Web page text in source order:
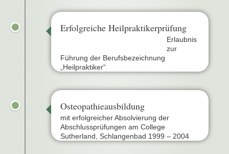
Erfolgreiche Heilpraktikerprüfung
Erlaubnis
zur
Führung der Berufsbezeichnung
„Heilpraktiker“
Osteopathieausbildung
mit erfolgreicher Absolvierung der
Abschlussprüfungen am College
Sutherland, Schlangenbad 1999 – 2004